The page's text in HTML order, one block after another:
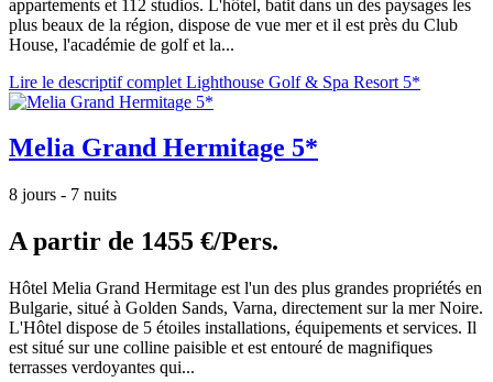
appartements et 112 studios. L'hôtel, batit dans un des paysages les
plus beaux de la région, dispose de vue mer et il est près du Club
House, l'académie de golf et la...
Lire le descriptif complet Lighthouse Golf & Spa Resort 5*
Melia Grand Hermitage 5*
8 jours - 7 nuits
A partir de 1455 €/Pers.
Hôtel Melia Grand Hermitage est l'un des plus grandes propriétés en
Bulgarie, situé à Golden Sands, Varna, directement sur la mer Noire.
L'Hôtel dispose de 5 étoiles installations, équipements et services. Il
est situé sur une colline paisible et est entouré de magnifiques
terrasses verdoyantes qui...